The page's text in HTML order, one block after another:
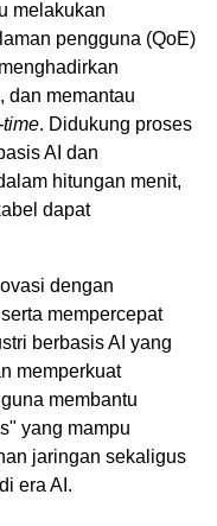
melakukan
pengguna (QoE)
dan memantau
. Didukung proses
AI dan
hitungan menit,
dapat
dengan
mempercepat
berbasis AI yang
memperkuat
membantu
yang mampu
jaringan sekaligus
era AI.